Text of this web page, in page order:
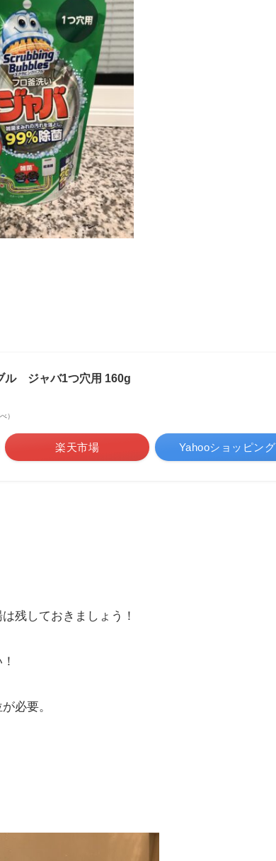
ル ジャバ1つ穴用 160g
）
楽天市場 Yahooショッピング
残しておきましょう！
必要。